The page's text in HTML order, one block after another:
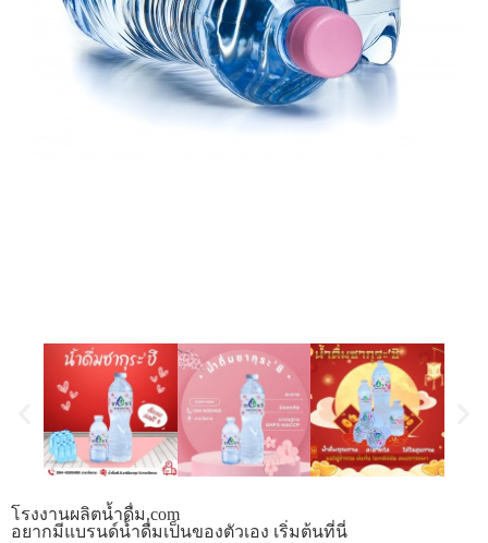
โรงงานผลิตน้ำดื่ม.com
อยากมีแบรนด์น้ำดื่มเป็นของตัวเอง เริ่มต้นที่นี่